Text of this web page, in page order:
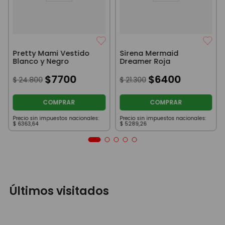
Pretty Mami Vestido
Blanco y Negro
$ 24.800 $7700
COMPRAR
Precio sin impuestos nacionales:
$ 6363,64
Sirena Mermaid
Dreamer Roja
$ 21.300 $6400
COMPRAR
Precio sin impuestos nacionales:
$ 5289,26
Últimos visitados